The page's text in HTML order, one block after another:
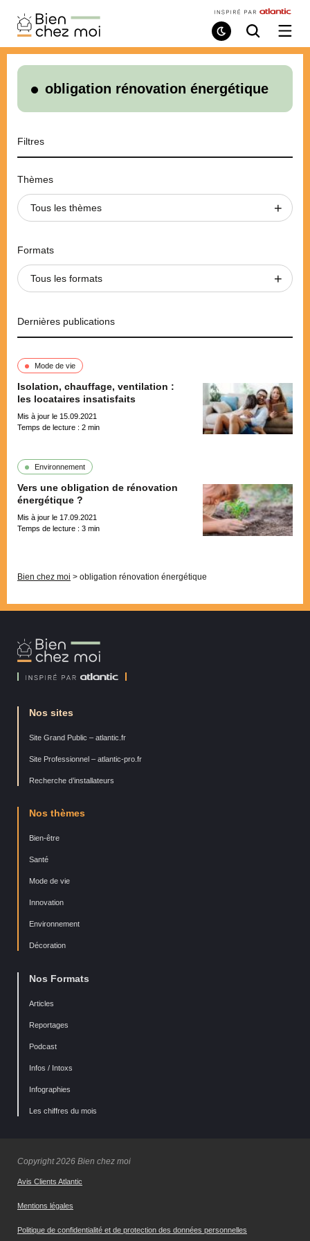
Bien
Chez
Moi
Mode
de
Recherche
/
le
obligation rénovation énergétique
Filtres
Thèmes
Tous les thèmes
Formats
Tous les formats
Dernières publications
Mode de vie
Isolation, chauffage, ventilation :
les locataires insatisfaits
Mis à jour le 15.09.2021
Temps de lecture : 2 min
Environnement
Vers une obligation de rénovation
énergétique ?
Mis à jour le 17.09.2021
Temps de lecture : 3 min
Bien chez moi > obligation rénovation énergétique
Bien
Chez
Nos sites
Site Grand Public – atlantic.fr
Site Professionnel – atlantic-pro.fr
Recherche d’installateurs
Nos thèmes
Bien-être
Santé
Mode de vie
Innovation
Environnement
Décoration
Nos Formats
Articles
Reportages
Podcast
Infos / Intoxs
Infographies
Les chiffres du mois
Copyright 2026 Bien chez moi
Avis Clients Atlantic
Mentions légales
Politique de confidentialité et de protection des données personnelles